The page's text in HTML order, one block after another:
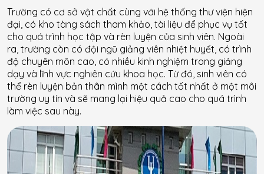
Trường có cơ sở vật chất cùng với hệ thống thư viện hiện
đại, có kho tàng sách tham khảo, tài liệu để phục vụ tốt
cho quá trình học tập và rèn luyện của sinh viên. Ngoài
ra, trường còn có đội ngũ giảng viên nhiệt huyết, có trình
độ chuyên môn cao, có nhiều kinh nghiệm trong giảng
dạy và lĩnh vực nghiên cứu khoa học. Từ đó, sinh viên có
thể rèn luyện bản thân mình một cách tốt nhất ở một môi
trường uy tín và sẽ mang lại hiệu quả cao cho quá trình
làm việc sau này.